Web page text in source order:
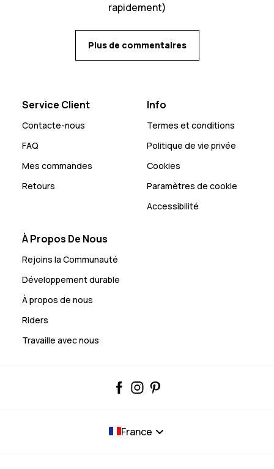
rapidement)
Plus de commentaires
Service Client
Contacte-nous
FAQ
Mes commandes
Retours
Info
Termes et conditions
Politique de vie privée
Cookies
Paramètres de cookie
Accessibilité
À Propos De Nous
Rejoins la Communauté
Développement durable
À propos de nous
Riders
Travaille avec nous
France